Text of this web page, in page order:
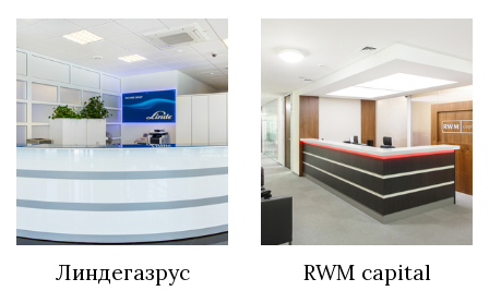
Линдегазрус RWM capital